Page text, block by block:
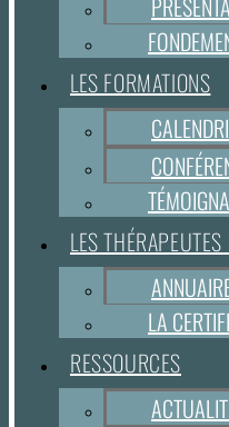
LES FORMATIONS
LES
LA
RESSOURCES